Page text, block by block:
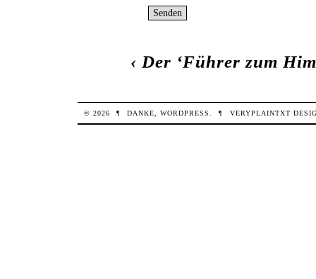
‹ Der ‘Führer zum
© 2026 ¶ DANKE,WORDPRESS ¶ VERYPLAINTXT